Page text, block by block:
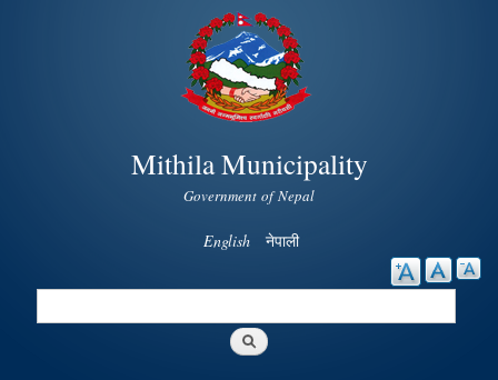
Skip to
main
content
Mithila Municipality
Government of Nepal
English नेपाली
Search